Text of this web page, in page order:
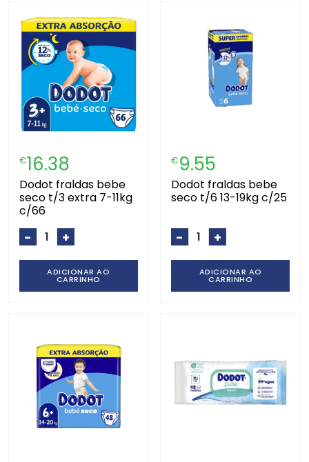
€16.38
dodot fraldas bebe
seco t/3 extra 7-11kg
c/66
- +
ADICIONAR AO
CARRINHO
€9.55
dodot fraldas bebe
seco t/6 13-19kg c/25
- +
ADICIONAR AO
CARRINHO